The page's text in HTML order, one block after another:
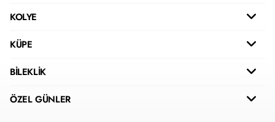
KOLYE
KÜPE
BİLEKLİK
ÖZEL GÜNLER